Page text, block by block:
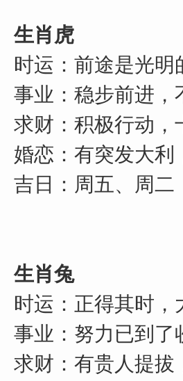
生肖虎
时运：前途是光
事业：稳步前进，
求财：积极行动，
婚恋：有突发大利
吉日：周五、周二
生肖兔
时运：正得其时，
事业：努力已到了
求财：有贵人提拔